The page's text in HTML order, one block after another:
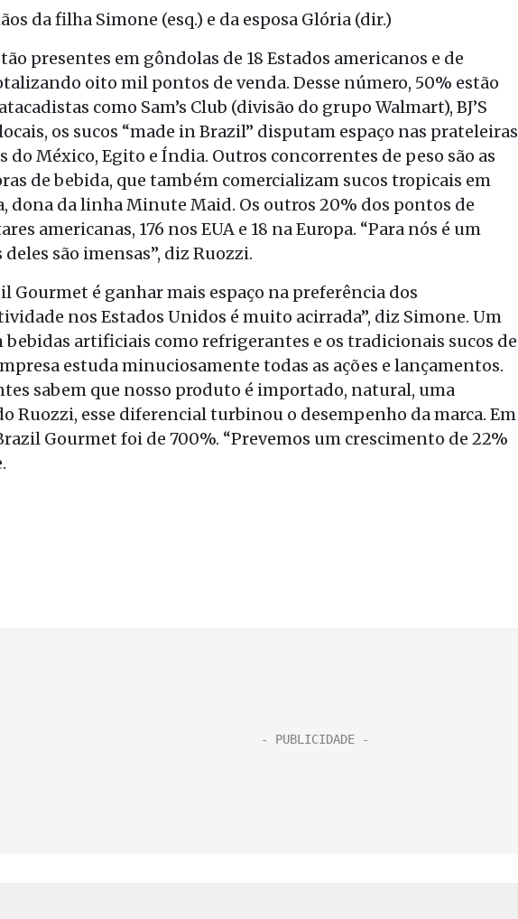
da filha Simone (esq.) e da esposa Glória (dir.)
presentes em gôndolas de 18 Estados americanos e de
oito mil pontos de venda. Desse número, 50% estão
como Sam’s Club (divisão do grupo Walmart), BJ’S
os sucos “made in Brazil” disputam espaço nas prateleiras
México, Egito e Índia. Outros concorrentes de peso são as
de bebida, que também comercializam sucos tropicais em
dona da linha Minute Maid. Os outros 20% dos pontos de
americanas, 176 nos EUA e 18 na Europa. “Para nós é um
são imensas”, diz Ruozzi.
Gourmet é ganhar mais espaço na preferência dos
nos Estados Unidos é muito acirrada”, diz Simone. Um
bebidas artificiais como refrigerantes e os tradicionais sucos de
estuda minuciosamente todas as ações e lançamentos.
sabem que nosso produto é importado, natural, uma
Ruozzi, esse diferencial turbinou o desempenho da marca. Em
Gourmet foi de 700%. “Prevemos um crescimento de 22%